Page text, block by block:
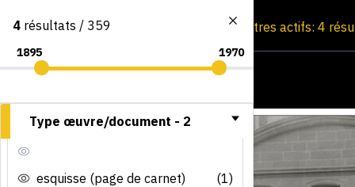
Consultation par image Filtres actifs: 4
4 résultats / 359
Type œuvre/document - 2
esquisse (page de carnet)
(1)